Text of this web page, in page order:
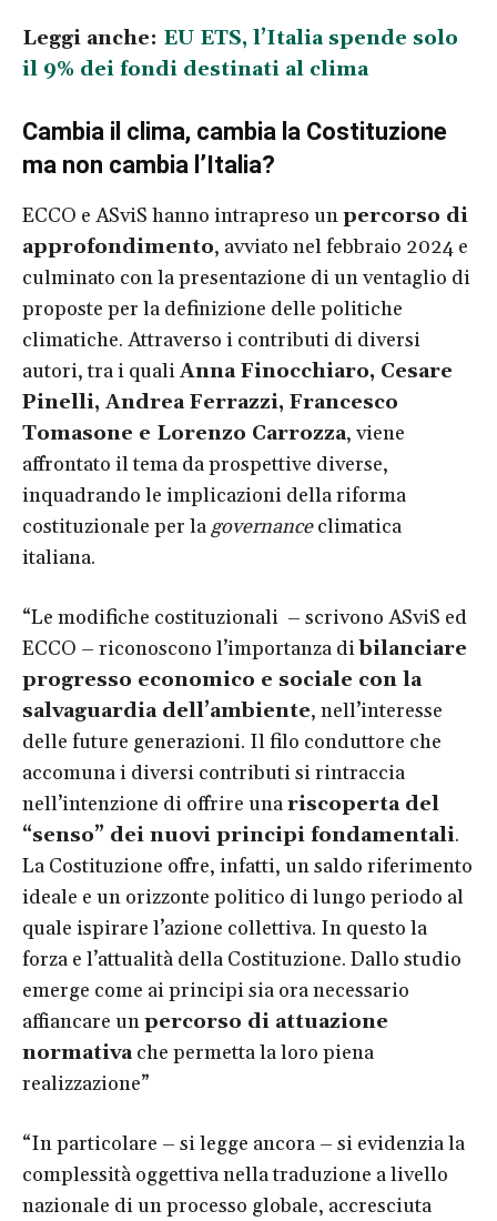
Leggi anche: EU ETS, l’Italia spende solo
il 9% dei fondi destinati al clima
Cambia il clima, cambia la Costituzione
ma non cambia l’Italia?
ECCO e ASviS hanno intrapreso unpercorso di
approfondimento, avviato nel febbraio 2024 e
culminato con la presentazione di un ventaglio di
proposte per la definizione delle politiche
climatiche. Attraverso i contributi di diversi
autori, tra i qualiAnna Finocchiaro, Cesare
Pinelli, Andrea Ferrazzi, Francesco
Tomasone e Lorenzo Carrozza, viene
affrontato il tema da prospettive diverse,
inquadrando le implicazioni della riforma
costituzionale per lagovernanceclimatica
italiana.
“Le modifiche costituzionali – scrivono ASviS ed
ECCO – riconoscono l’importanza dibilanciare
progresso economico e sociale con la
salvaguardia dell’ambiente, nell’interesse
delle future generazioni. Il filo conduttore che
accomuna i diversi contributi si rintraccia
nell’intenzione di offrire unariscoperta del
“senso” dei nuovi principi fondamentali.
La Costituzione offre, infatti, un saldo riferimento
ideale e un orizzonte politico di lungo periodo al
quale ispirare l’azione collettiva. In questo la
forza e l’attualità della Costituzione. Dallo studio
emerge come ai principi sia ora necessario
affiancare unpercorso di attuazione
normativache permetta la loro piena
realizzazione”
“In particolare – si legge ancora – si evidenzia la
complessità oggettiva nella traduzione a livello
nazionale di un processo globale, accresciuta